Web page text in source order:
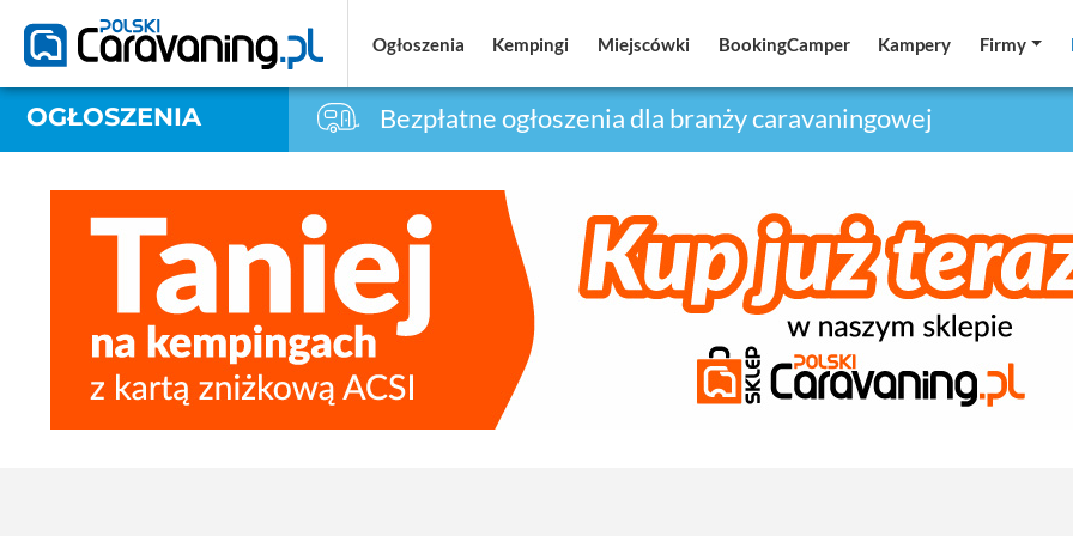
Ogłoszenia Kempingi Miejscówki BookingCamper Kampery Firmy
OGŁOSZENIA Bezpłatne ogłoszenia dla branży caravaningowej
Ogłoszenia Kempingi Miejscówki BookingCamper Kampery Firmy